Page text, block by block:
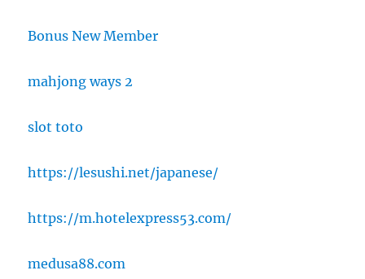
Bonus New Member
mahjong ways 2
slot toto
https://lesushi.net/japanese/
https://m.hotelexpress53.com/
medusa88.com